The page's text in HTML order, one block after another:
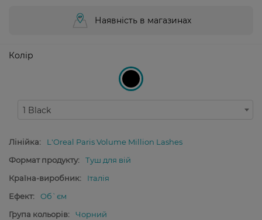
Наявність в магазинах
Колір
1 Black
Лінійка:
L'Oreal Paris Volume Million Lashes
Формат продукту:
Туш для вій
Країна-виробник:
Італія
Ефект:
Об`єм
Група кольорів:
Чорний